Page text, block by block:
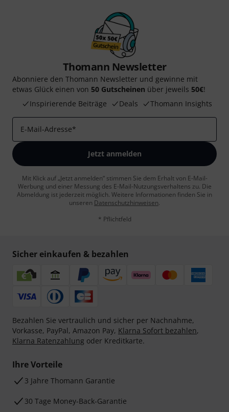
Thomann Newsletter
Abonniere den Thomann Newsletter und gewinne mit
etwas Glück einen von 50 Gutscheinen über jeweils 50€!
Inspirierende Beiträge
Deals Thomann Insights
E-Mail-Adresse*
Jetzt anmelden
Mit Klick auf „Jetzt anmelden“ stimmen Sie dem Erhalt von E-Mail-
Werbung und einer Messung des E-Mail-Nutzungsverhaltens zu. Die
Abmeldung ist jederzeit möglich. Weitere Informationen finden Sie in
unseren Datenschutzhinweisen.
* Pflichtfeld
Sicher einkaufen & bezahlen
Bezahlen Sie vertraulich und sicher per Nachnahme,
Vorkasse, PayPal, Amazon Pay, Klarna Sofort bezahlen,
Klarna Ratenzahlung oder Kreditkarte.
Ihre Vorteile
3 Jahre Thomann Garantie
30 Tage Money-Back-Garantie